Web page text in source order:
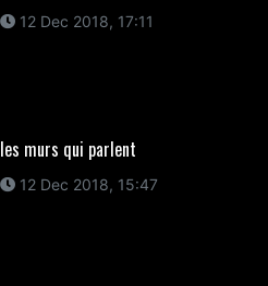
12 Dec 2018, 17:11
les murs qui parlent
12 Dec 2018, 15:47